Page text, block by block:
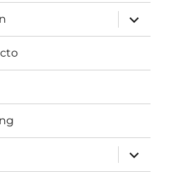
expande
el
menú
expande
el
menú